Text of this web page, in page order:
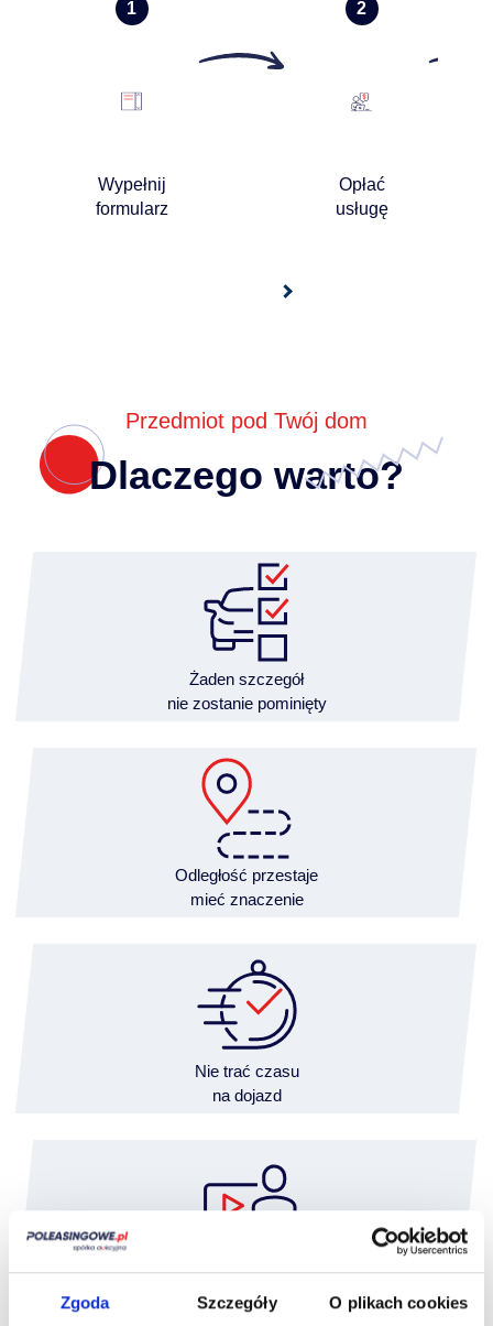
Zgoda Szczegóły O plikach cookies
Wypełnij
formularz
Opłać
usługę
Przedmiot pod Twój dom
Dlaczego warto?
Żaden szczegół
nie zostanie pominięty
Odległość przestaje
mieć znaczenie
Nie trać czasu
na dojazd
wygodnie z domu